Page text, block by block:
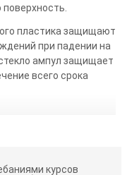
пластика защищают
при падении на
ампул защищает
всего срока
курсов